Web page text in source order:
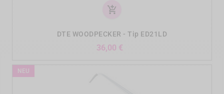
add_shopping_cart
DTE WOODPECKER - Tip ED21LD
36,00 €
NEU